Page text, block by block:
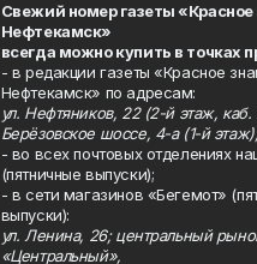
Свежий номер газеты «Красное
Нефтекамск»
всегда можно купить в точках
- в редакции газеты «Красное
Нефтекамск» по адресам:
ул. Нефтяников, 22 (2-й этаж, каб.
Берёзовское шоссе, 4-а (1-й
- во всех почтовых отделениях
(пятничные выпуски);
- в сети магазинов «Бегемот»
выпуски):
ул. Ленина, 26; центральный
«Центральный»,